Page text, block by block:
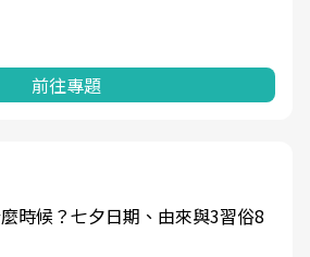
前往專題
時候？七夕日期、由來與3習俗8